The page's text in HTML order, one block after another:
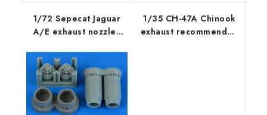
1/72 Sepecat Jaguar
A/E exhaust nozzles
Hobby Boss
1/35 CH-47A Chinook
exhaust recommended